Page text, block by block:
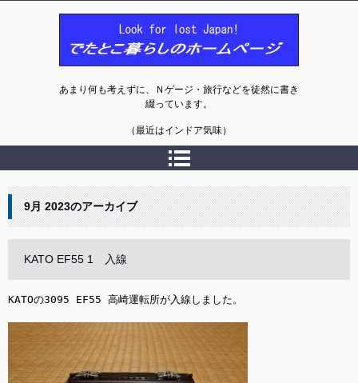
あまり何も考えずに、Ｎゲージ・旅行などを徒然に書き
綴っています。
（最近はインドア気味）
9月 2023のアーカイブ
KATO EF55 1 入線
KATOの3095 EF55 高崎運転所が入線しました。